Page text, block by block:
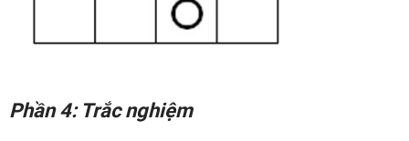
Phần 4: Trắc nghiệm